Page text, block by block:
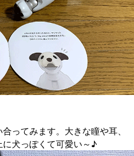
ってみます。大きな瞳や耳、
に犬っぽくて可愛い～♪